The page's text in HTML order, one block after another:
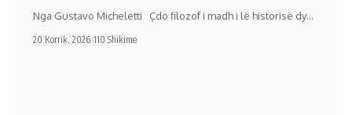
Nga Gustavo Micheletti Çdo filozof i madh i lë historisë dy…
20 Korrik, 2026 110 Shikime